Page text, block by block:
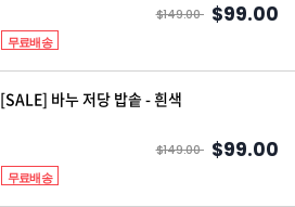
$149.00 $99.00
무료배송
[SALE] 바누 저당 밥솥 - 흰색
$149.00 $99.00
무료배송